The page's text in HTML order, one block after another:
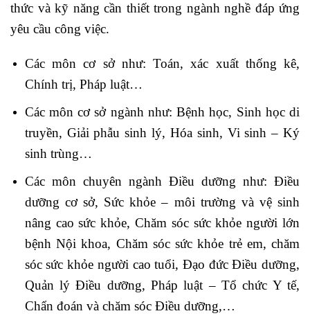
thức và kỹ năng cần thiết trong ngành nghề đáp ứng
yêu cầu công việc.
Các môn cơ sở như: Toán, xác xuất thống kê,
Chính trị, Pháp luật…
Các môn cơ sở ngành như: Bệnh học, Sinh học di
truyền, Giải phẫu sinh lý, Hóa sinh, Vi sinh – Ký
sinh trùng…
Các môn chuyên ngành Điều dưỡng như: Điều
dưỡng cơ sở, Sức khỏe – môi trường và vệ sinh
nâng cao sức khỏe, Chăm sóc sức khỏe người lớn
bệnh Nội khoa, Chăm sóc sức khỏe trẻ em, chăm
sóc sức khỏe người cao tuổi, Đạo đức Điều dưỡng,
Quản lý Điều dưỡng, Pháp luật – Tổ chức Y tế,
Chẩn đoán và chăm sóc Điều dưỡng,…